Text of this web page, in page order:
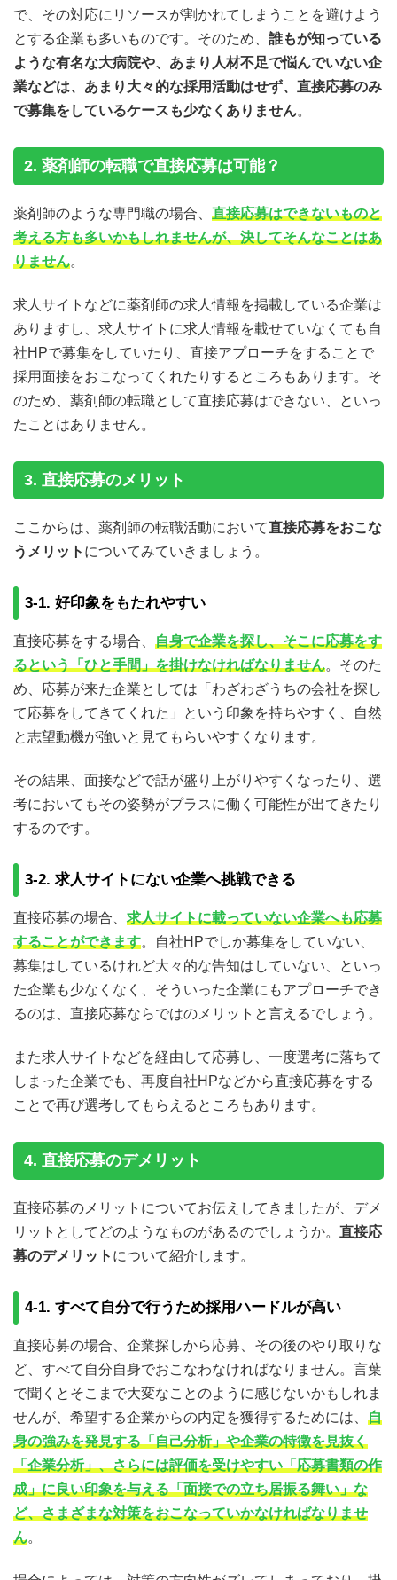
で、その対応にリソースが割かれてしまうことを避けよう
とする企業も多いものです。そのため、 誰もが知っている
ような有名な大病院や、あまり人材不足で悩んでいない企
業などは、あまり大々的な採用活動はせず、直接応募のみ
で募集をしているケースも少なくありません。
2. 薬剤師の転職で直接応募は可能？
薬剤師のような専門職の場合、 直接応募はできないものと
考える方も多いかもしれませんが、決してそんなことはあ
りません。
求人サイトなどに薬剤師の求人情報を掲載している企業は
ありますし、求人サイトに求人情報を載せていなくても自
社HPで募集をしていたり、直接アプローチをすることで
採用面接をおこなってくれたりするところもあります。そ
のため、薬剤師の転職として直接応募はできない、といっ
たことはありません。
3. 直接応募のメリット
ここからは、薬剤師の転職活動において直接応募をおこな
うメリット についてみていきましょう。
3-1. 好印象をもたれやすい
直接応募をする場合、 自身で企業を探し、そこに応募をす
るという「ひと手間」を掛けなければなりません。そのた
め、応募が来た企業としては「わざわざうちの会社を探し
て応募をしてきてくれた」という印象を持ちやすく、自然
と志望動機が強いと見てもらいやすくなります。
その結果、面接などで話が盛り上がりやすくなったり、選
考においてもその姿勢がプラスに働く可能性が出てきたり
するのです。
3-2. 求人サイトにない企業へ挑戦できる
直接応募の場合、 求人サイトに載っていない企業へも応募
することができます。自社HPでしか募集をしていない、
募集はしているけれど大々的な告知はしていない、といっ
た企業も少なくなく、そういった企業にもアプローチでき
るのは、直接応募ならではのメリットと言えるでしょう。
また求人サイトなどを経由して応募し、一度選考に落ちて
しまった企業でも、再度自社HPなどから直接応募をする
ことで再び選考してもらえるところもあります。
4. 直接応募のデメリット
直接応募のメリットについてお伝えしてきましたが、デメ
リットとしてどのようなものがあるのでしょうか。 直接応
募のデメリット について紹介します。
4-1. すべて自分で行うため採用ハードルが高い
直接応募の場合、企業探しから応募、その後のやり取りな
ど、すべて自分自身でおこなわなければなりません。言葉
で聞くとそこまで大変なことのように感じないかもしれま
せんが、希望する企業からの内定を獲得するためには、 自
身の強みを発見する「自己分析」や企業の特徴を見抜く
「企業分析」、さらには評価を受けやすい「応募書類の作
成」に良い印象を与える「面接での立ち居振る舞い」な
ど、さまざまな対策をおこなっていかなければなりませ
ん。